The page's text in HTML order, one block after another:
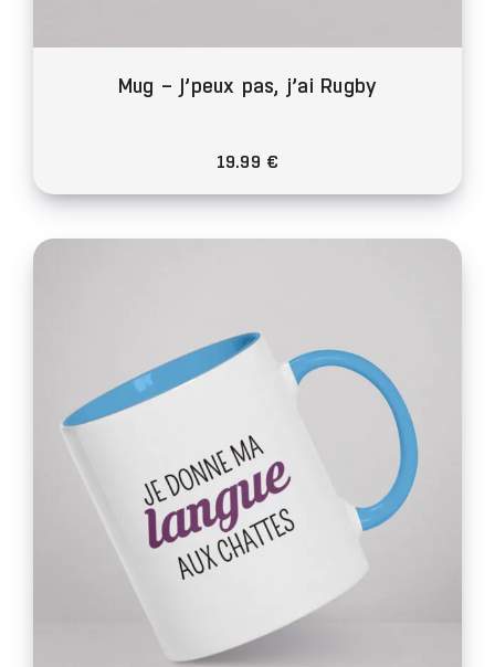
Mug – J’peux pas, j’ai Rugby
19.99 €
Ce
Les
options
être
choisies
sur
la
page
produit